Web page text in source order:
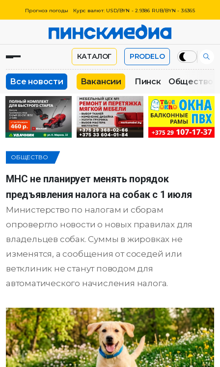
Прогноз погоды Курс валют: USD/BYN - 2.9386 RUB/BYN - 3.6365
КАТАЛОГ PRODELO
Все новости Вакансии Пинск Общество
ОБЩЕСТВО
МНС не планирует менять порядок
предъявления налога на собак с 1 июля
Министерство по налогам и сборам
опровергло новости о новых правилах для
владельцев собак. Суммы в жировках не
изменятся, а сообщения от соседей или
ветклиник не станут поводом для
автоматического начисления налога.